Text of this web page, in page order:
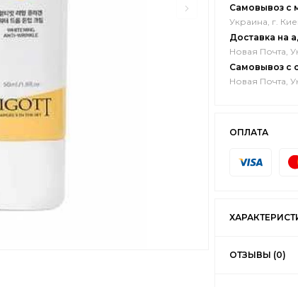
Самовывоз с
Украина, г.
Доставка на
Новая Почта,
Самовывоз с
Новая Почта,
ОПЛАТА
ОТЗЫВЫ (0)